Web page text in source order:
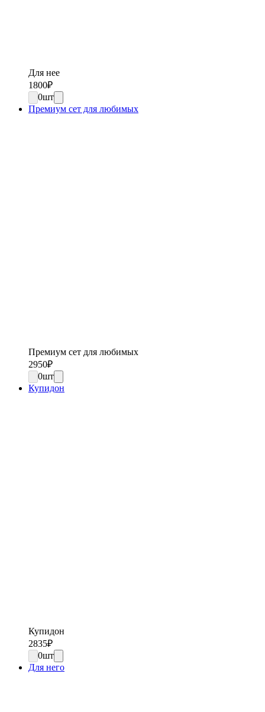
Для нее
1800₽
0шт
Премиум сет для любимых
Премиум сет для любимых
2950₽
0шт
Купидон
Купидон
2835₽
0шт
Для него